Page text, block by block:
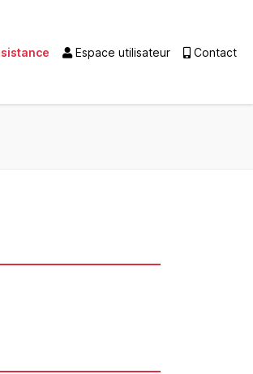
Espace utilisateur Contact